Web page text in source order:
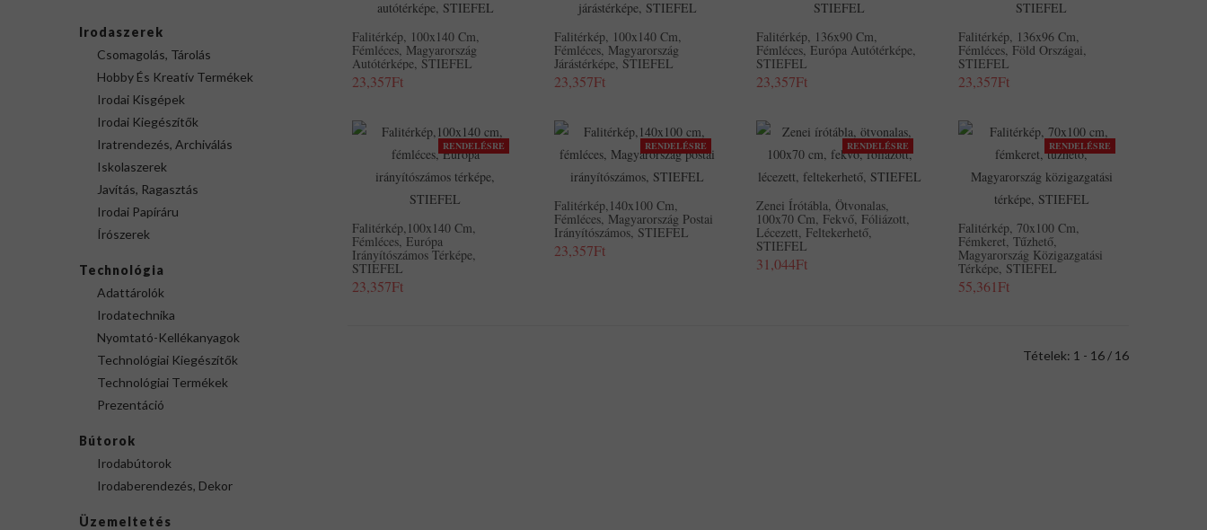
Irodaszerek
Csomagolás, Tárolás
Hobby És Kreatív Termékek
Irodai Kisgépek
Irodai Kiegészítők
Iratrendezés, Archiválás
Iskolaszerek
Javítás, Ragasztás
Irodai Papíráru
Írószerek
Technológia
Adattárolók
Irodatechnika
Nyomtató-Kellékanyagok
Technológiai Kiegészítők
Technológiai Termékek
Prezentáció
Bútorok
Irodabútorok
Irodaberendezés, Dekor
Üzemeltetés
Falitérkép, 100x140 Cm,
Fémléces, Magyarország
Autótérképe, STIEFEL
23,357Ft
Falitérkép, 100x140 Cm,
Fémléces, Magyarország
Járástérképe, STIEFEL
23,357Ft
Falitérkép, 136x90 Cm,
Fémléces, Európa Autótérképe,
STIEFEL
23,357Ft
Falitérkép, 136x96 Cm,
Fémléces, Föld Országai,
STIEFEL
23,357Ft
RENDELÉSRE
Falitérkép,100x140 Cm,
Fémléces, Európa
Irányítószámos Térképe,
STIEFEL
23,357Ft
RENDELÉSRE
Falitérkép,140x100 Cm,
Fémléces, Magyarország Postai
Irányítószámos, STIEFEL
23,357Ft
RENDELÉSRE
Zenei Írótábla, Ötvonalas,
100x70 Cm, Fekvő, Fóliázott,
Lécezett, Feltekerhető,
STIEFEL
31,044Ft
RENDELÉSRE
Falitérkép, 70x100 Cm,
Fémkeret, Tűzhető,
Magyarország Közigazgatási
Térképe, STIEFEL
55,361Ft
Tételek: 1 - 16 / 16